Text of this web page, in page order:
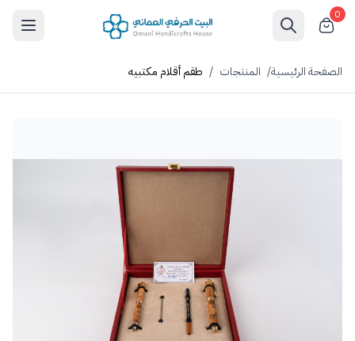
0
الصفحة الرئيسية/ المنتجات / طقم أقلام مكتبيه